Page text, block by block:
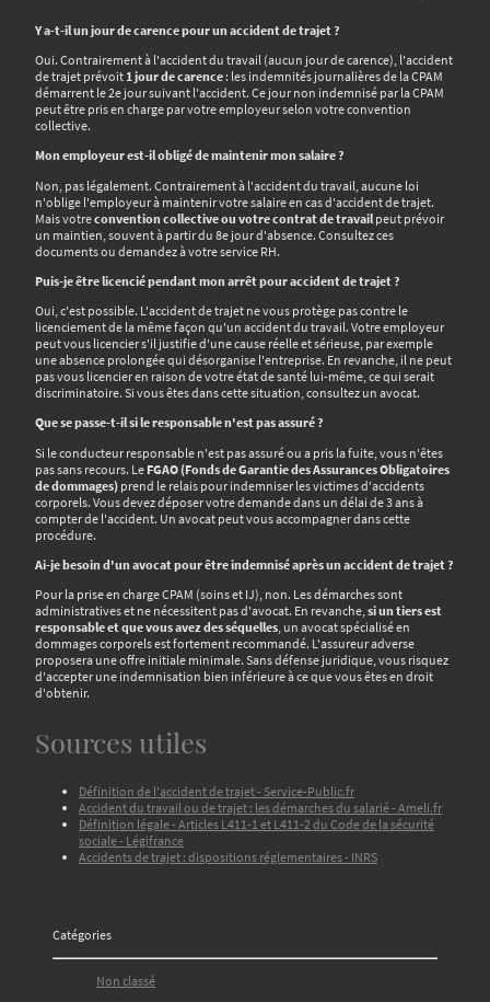
Y a-t-il un jour de carence pour un accident de trajet ?
Oui. Contrairement à l'accident du travail (aucun jour de carence), l'accident
de trajet prévoit1 jour de carence : les indemnités journalières de la CPAM
démarrent le 2e jour suivant l'accident. Ce jour non indemnisé par la CPAM
peut être pris en charge par votre employeur selon votre convention
collective.
Mon employeur est-il obligé de maintenir mon salaire ?
Non, pas légalement. Contrairement à l'accident du travail, aucune loi
n'oblige l'employeur à maintenir votre salaire en cas d'accident de trajet.
Mais votreconvention collective ou votre contrat de travail peut prévoir
un maintien, souvent à partir du 8e jour d'absence. Consultez ces
documents ou demandez à votre service RH.
Puis-je être licencié pendant mon arrêt pour accident de trajet ?
Oui, c'est possible. L'accident de trajet ne vous protège pas contre le
licenciement de la même façon qu'un accident du travail. Votre employeur
peut vous licencier s'il justifie d'une cause réelle et sérieuse, par exemple
une absence prolongée qui désorganise l'entreprise. En revanche, il ne peut
pas vous licencier en raison de votre état de santé lui-même, ce qui serait
discriminatoire. Si vous êtes dans cette situation, consultez un avocat.
Que se passe-t-il si le responsable n'est pas assuré ?
Si le conducteur responsable n'est pas assuré ou a pris la fuite, vous n'êtes
pas sans recours. Le FGAO (Fonds de Garantie des Assurances Obligatoires
de dommages) prend le relais pour indemniser les victimes d'accidents
corporels. Vous devez déposer votre demande dans un délai de 3 ans à
compter de l'accident. Un avocat peut vous accompagner dans cette
procédure.
Ai-je besoin d'un avocat pour être indemnisé après un accident de trajet ?
Pour la prise en charge CPAM (soins et IJ), non. Les démarches sont
administratives et ne nécessitent pas d'avocat. En revanche,si un tiers est
responsable et que vous avez des séquelles, un avocat spécialisé en
dommages corporels est fortement recommandé. L'assureur adverse
proposera une offre initiale minimale. Sans défense juridique, vous risquez
d'accepter une indemnisation bien inférieure à ce que vous êtes en droit
d'obtenir.
Sources utiles
Définition de l'accident de trajet - Service-Public.fr
Accident du travail ou de trajet : les démarches du salarié - Ameli.fr
Définition légale - Articles L411-1 et L411-2 du Code de la sécurité
sociale - Légifrance
Accidents de trajet : dispositions réglementaires - INRS
Catégories
Non classé